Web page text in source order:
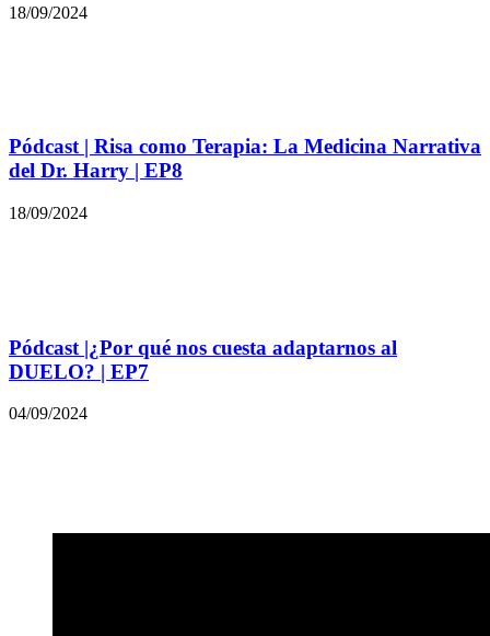
18/09/2024
Pódcast | Risa como Terapia: La Medicina Narrativa
del Dr. Harry | EP8
18/09/2024
Pódcast |¿Por qué nos cuesta adaptarnos al
DUELO? | EP7
04/09/2024